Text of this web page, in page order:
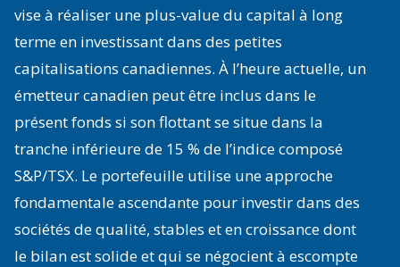
vise à réaliser une plus-value du capital à long
terme en investissant dans des petites
capitalisations canadiennes. À l’heure actuelle, un
émetteur canadien peut être inclus dans le
présent fonds si son flottant se situe dans la
tranche inférieure de 15 % de l’indice composé
S&P/TSX. Le portefeuille utilise une approche
fondamentale ascendante pour investir dans des
sociétés de qualité, stables et en croissance dont
le bilan est solide et qui se négocient à escompte